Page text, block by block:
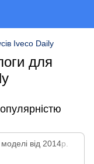
Iveco Daily
для